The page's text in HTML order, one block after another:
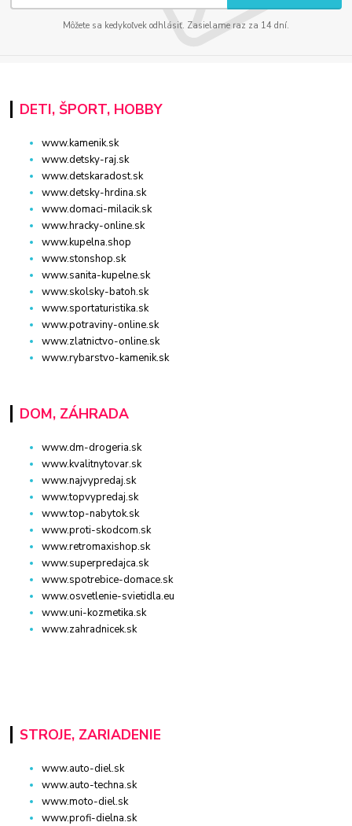
Môžete sa kedykoľvek odhlásiť. Zasielame raz za 14 dní.
DETI, ŠPORT, HOBBY
www.kamenik.sk
www.detsky-raj.sk
www.detskaradost.sk
www.detsky-hrdina.sk
www.domaci-milacik.sk
www.hracky-online.sk
www.kupelna.shop
www.stonshop.sk
www.sanita-kupelne.sk
www.skolsky-batoh.sk
www.sportaturistika.sk
www.potraviny-online.sk
www.zlatnictvo-online.sk
www.rybarstvo-kamenik.sk
DOM, ZÁHRADA
www.dm-drogeria.sk
www.kvalitnytovar.sk
www.najvypredaj.sk
www.topvypredaj.sk
www.top-nabytok.sk
www.proti-skodcom.sk
www.retromaxishop.sk
www.superpredajca.sk
www.spotrebice-domace.sk
www.osvetlenie-svietidla.eu
www.uni-kozmetika.sk
www.zahradnicek.sk
STROJE, ZARIADENIE
www.auto-diel.sk
www.auto-techna.sk
www.moto-diel.sk
www.profi-dielna.sk